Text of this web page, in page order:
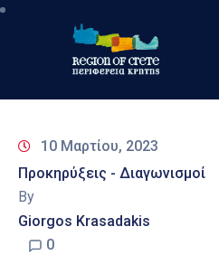
Περιφέρεια
&
Δράσεις
Ψηφιακές
10 Μαρτίου, 2023
Προκηρύξεις - Διαγωνισμοί
By
Giorgos Krasadakis
0